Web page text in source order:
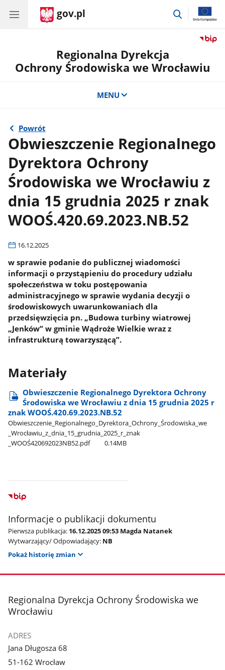
gov.pl
przejdź
Regionalna Dyrekcja
Ochrony Środowiska we Wrocławiu
MENU
Powrót
Obwieszczenie Regionalnego
Dyrektora Ochrony
Środowiska we Wrocławiu z
dnia 15 grudnia 2025 r znak
WOOŚ.420.69.2023.NB.52
16.12.2025
w sprawie podanie do publicznej wiadomości
informacji o przystąpieniu do procedury udziału
społeczeństwa w toku postępowania
administracyjnego w sprawie wydania decyzji o
środowiskowych uwarunkowaniach dla
przedsięwzięcia pn. „Budowa turbiny wiatrowej
„Jenków” w gminie Wądroże Wielkie wraz z
infrastrukturą towarzyszącą”.
Materiały
Obwieszczenie Regionalnego Dyrektora Ochrony
Środowiska we Wrocławiu z dnia 15 grudnia 2025 r
znak WOOŚ.420.69.2023.NB.52
Obwieszczenie​_Regionalnego​_Dyrektora​_Ochrony​_Środowiska​_we​
_Wrocławiu​_z​_dnia​_15​_grudnia​_2025​_r​_znak​
_WOOŚ420692023NB52.pdf
0.14MB
Informacje o publikacji dokumentu
Pierwsza publikacja: 16.12.2025 09:53 Magda Natanek
Wytwarzający/ Odpowiadający: NB
Pokaż historię zmian
stopka
Regionalna Dyrekcja Ochrony Środowiska we
Wrocławiu
ADRES
Jana Długosza 68
51-162 Wrocław